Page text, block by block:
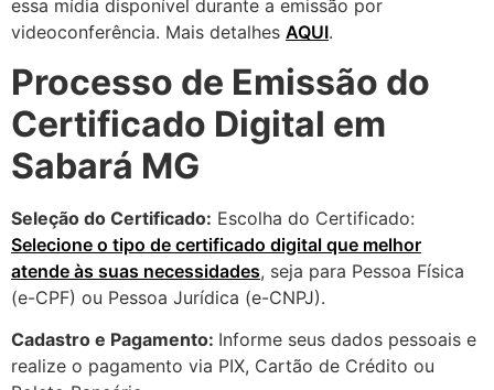
essa mídia disponível durante a emissão por
videoconferência. Mais detalhes AQUI.
Processo de Emissão do
Certificado Digital em
Sabará MG
Seleção do Certificado: Escolha do Certificado:
Selecione o tipo de certificado digital que melhor
atende às suas necessidades, seja para Pessoa Física
(e-CPF) ou Pessoa Jurídica (e-CNPJ).
Cadastro e Pagamento: Informe seus dados pessoais e
realize o pagamento via PIX, Cartão de Crédito ou